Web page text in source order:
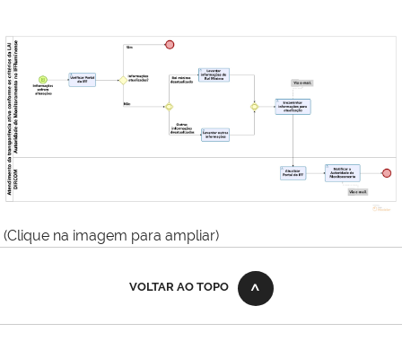
(Clique na imagem para ampliar)
VOLTAR AO TOPO